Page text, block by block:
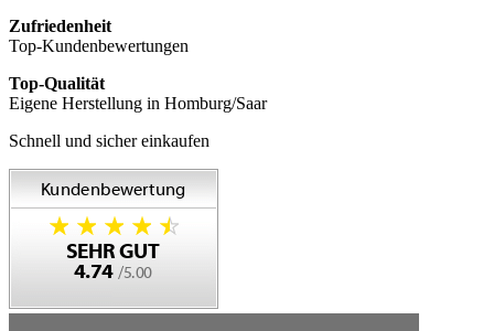
Zufriedenheit
Top-Kundenbewertungen
Top-Qualität
Eigene Herstellung in Homburg/Saar
Schnell und sicher einkaufen